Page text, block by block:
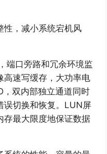
性，减小系统宕机风
端口旁路和冗余环境监
高速写缓存，大功率电
，双内部独立通道同时
切换和恢复。 LUN屏
存最大限度地保证数据